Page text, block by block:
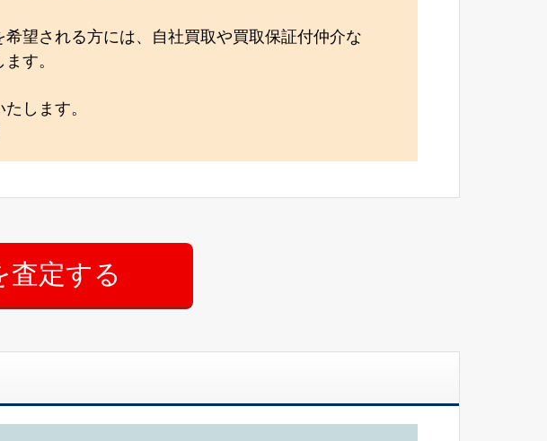
望される方には、自社買取や買取保証付仲介な
す。
します。